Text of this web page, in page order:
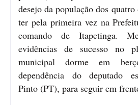
desejo da população dos
ter pela primeira vez na
comando de Itapetinga.
evidências de sucesso no
municipal dorme em
dependência do deputado
Pinto (PT), para seguir em